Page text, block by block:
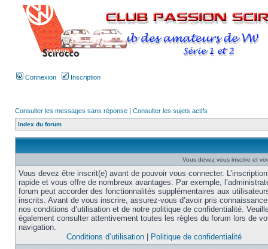
Connexion Inscription
Consulter les messages sans réponse | Consulter les sujets actifs
Index du forum
Vous devez vous inscrire et
Vous devez être inscrit(e) avant de pouvoir vous connecter.
rapide et vous offre de nombreux avantages. Par exemple,
forum peut accorder des fonctionnalités supplémentaires aux
inscrits. Avant de vous inscrire, assurez-vous d’avoir pris
nos conditions d’utilisation et de notre politique de confidentialité.
également consulter attentivement toutes les règles du forum lors de
navigation.
Conditions d’utilisation
Politique de confidentialité